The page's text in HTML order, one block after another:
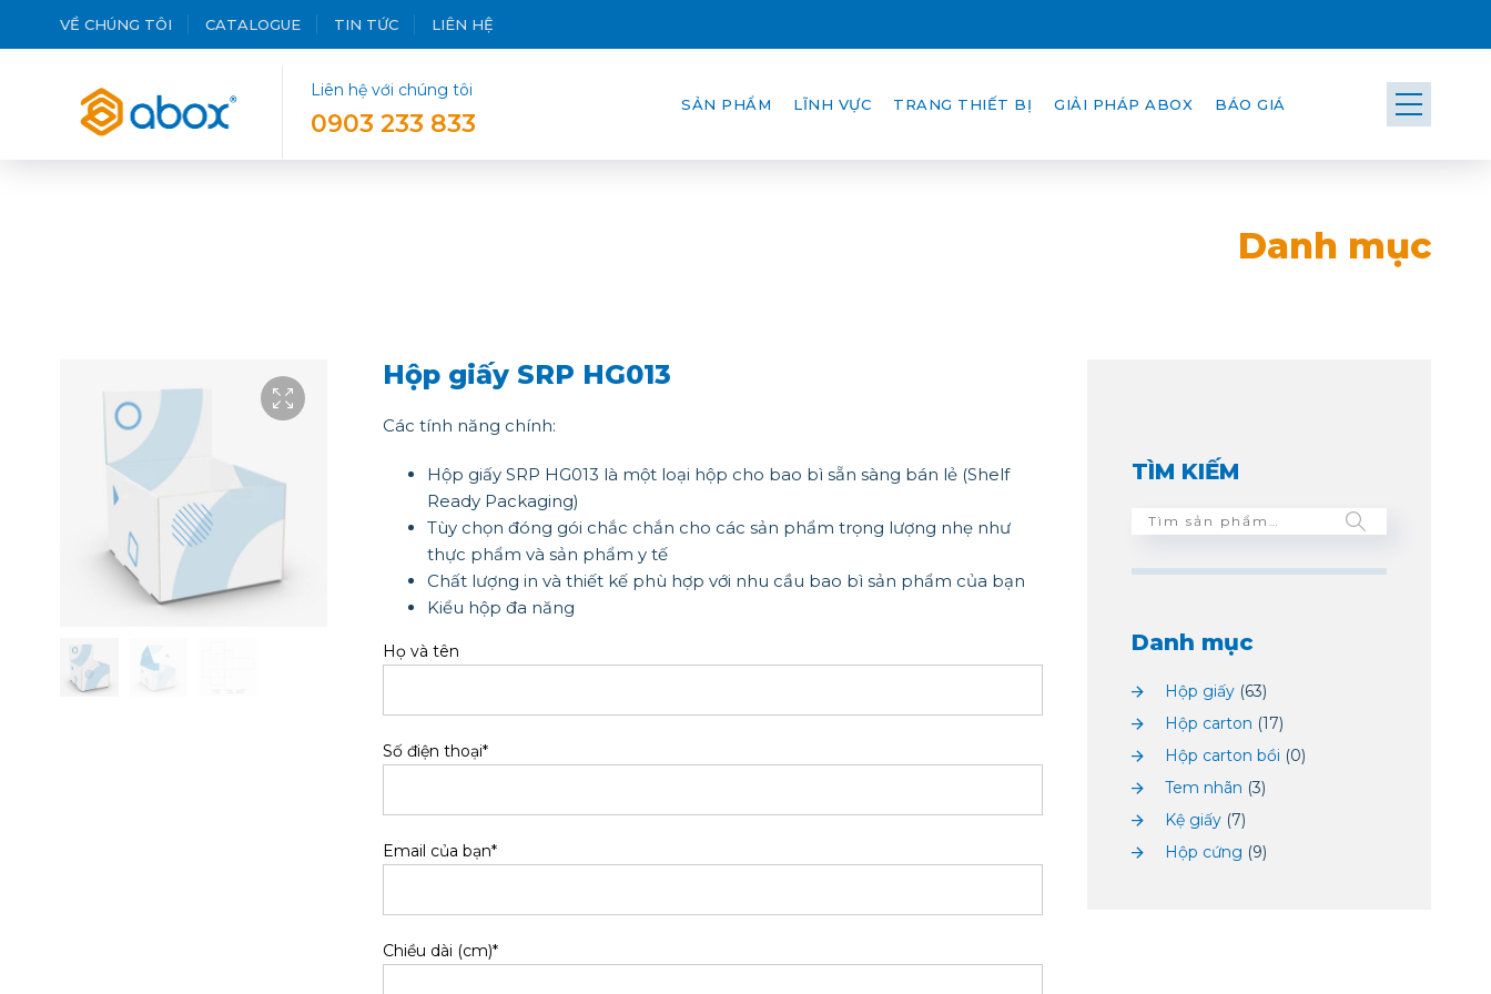
VỀ CHÚNG TÔI CATALOGUE TIN TỨC LIÊN HỆ
Liên hệ với chúng tôi
0903 233 833
SẢN PHẨM LĨNH VỰC TRANG THIẾT BỊ GIẢI PHÁP ABOX BÁO GIÁ
Danh mục
Hộp giấy SRP HG013
Các tính năng chính:
Hộp giấy SRP HG013 là một loại hộp cho bao bì sẵn sàng bán lẻ (Shelf
Ready Packaging)
Tùy chọn đóng gói chắc chắn cho các sản phẩm trọng lượng nhẹ như
thực phẩm và sản phẩm y tế
Chất lượng in và thiết kế phù hợp với nhu cầu bao bì sản phẩm của bạn
Kiểu hộp đa năng
Họ và tên
Số điện thoại*
Email của bạn*
Chiều dài (cm)*
TÌM KIẾM
Danh mục
Hộp giấy (63)
Hộp carton (17)
Hộp carton bồi (0)
Tem nhãn (3)
Kệ giấy (7)
Hộp cứng (9)